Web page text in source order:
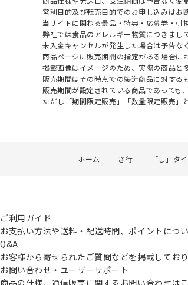
営利目的及び転売目的でのお申し込みはお
当サイトに関わる景品・特典・応募券・引
弊社では食品のアレルギー物質につきまし
未入金キャンセルが発生した場合は予告な
商品ページに販売期間の指定がある場合に
掲載画像はイメージのため、実際の商品と
販売期間はその時点での製造商品に対する
販売期間が設定されている商品であっても
ただし「期間限定販売」「数量限定販売」
ホーム さ行 「し」タ
ご利用ガイド
お支払い方法や送料・配送時間、ポイントにつ
Q&A
お客様から寄せられたご質問などを掲載しており
お問い合わせ・ユーザーサポート
商品の仕様、通信販売に関するお問い合わせはこ